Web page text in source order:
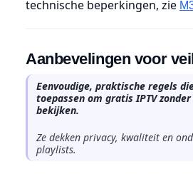
technische beperkingen, zie
Aanbevelingen voor
Eenvoudige, praktische regels
toepassen om gratis IPTV
bekijken.
Ze dekken privacy, kwaliteit en
playlists.